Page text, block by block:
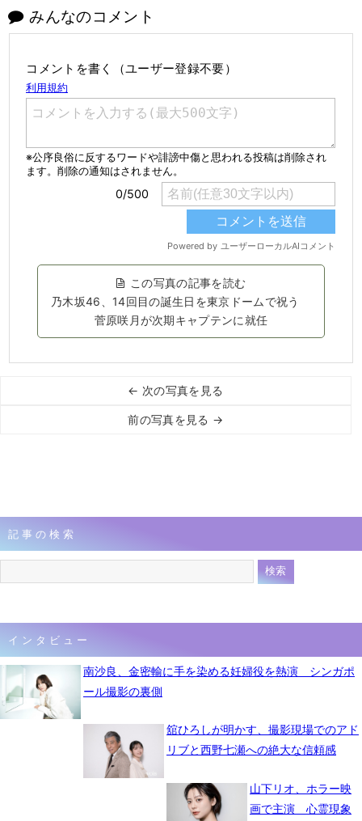
みんなのコメント
コメントを書く（ユーザー登録不要）
この写真の記事を読む
乃木坂46、14回目の誕生日を東京ドームで祝う
菅原咲月が次期キャプテンに就任
← 次の写真を見る
前の写真を見る →
記事の検索
インタビュー
南沙良、金密輸に手を染める妊婦役を熱演 シンガポ
ール撮影の裏側
舘ひろしが明かす、撮影現場でのアド
リブと西野七瀬への絶大な信頼感
山下リオ、ホラー映
画で主演 心霊現象